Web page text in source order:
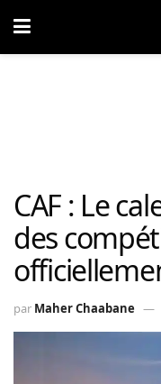
CAF : Le
des
par Maher Chaabane